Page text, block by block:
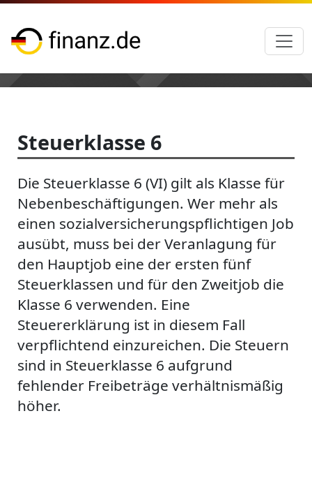
Steuerklasse 6
Die Steuerklasse 6 (VI) gilt als Klasse für
Nebenbeschäftigungen. Wer mehr als
einen sozialversicherungspflichtigen Job
ausübt, muss bei der Veranlagung für
den Hauptjob eine der ersten fünf
Steuerklassen und für den Zweitjob die
Klasse 6 verwenden. Eine
Steuererklärung ist in diesem Fall
verpflichtend einzureichen. Die Steuern
sind in Steuerklasse 6 aufgrund
fehlender Freibeträge verhältnismäßig
höher.